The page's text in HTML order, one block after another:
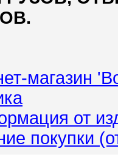
магазин
от
покупки